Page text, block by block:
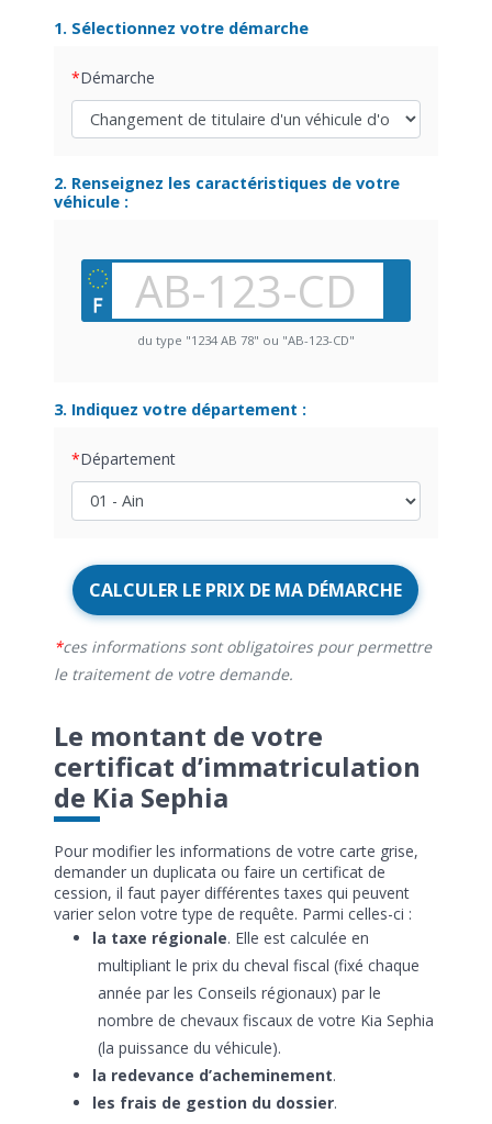
1. Sélectionnez votre démarche
Démarche
2. Renseignez les caractéristiques de votre
véhicule :
du type "1234 AB 78" ou "AB-123-CD"
3. Indiquez votre département :
Département
CALCULER LE PRIX DE MA DÉMARCHE
ces informations sont obligatoires pour permettre
le traitement de votre demande.
Le montant de votre
certificat d’immatriculation
de Kia Sephia
Pour modifier les informations de votre carte grise,
demander un duplicata ou faire un certificat de
cession, il faut payer différentes taxes qui peuvent
varier selon votre type de requête. Parmi celles-ci :
la taxe régionale. Elle est calculée en
multipliant le prix du cheval fiscal (fixé chaque
année par les Conseils régionaux) par le
nombre de chevaux fiscaux de votre Kia Sephia
(la puissance du véhicule).
la redevance d’acheminement.
les frais de gestion du dossier.